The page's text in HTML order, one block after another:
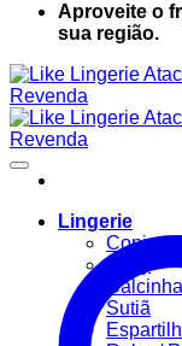
Aproveite o
sua região.
Lingerie
Body
Calcinha
Sutiã